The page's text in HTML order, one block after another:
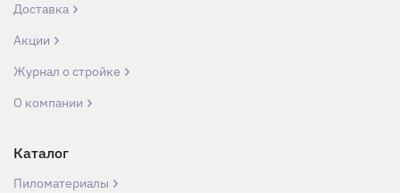
Доставка
Акции
Журнал о стройке
О компании
Каталог
Пиломатериалы